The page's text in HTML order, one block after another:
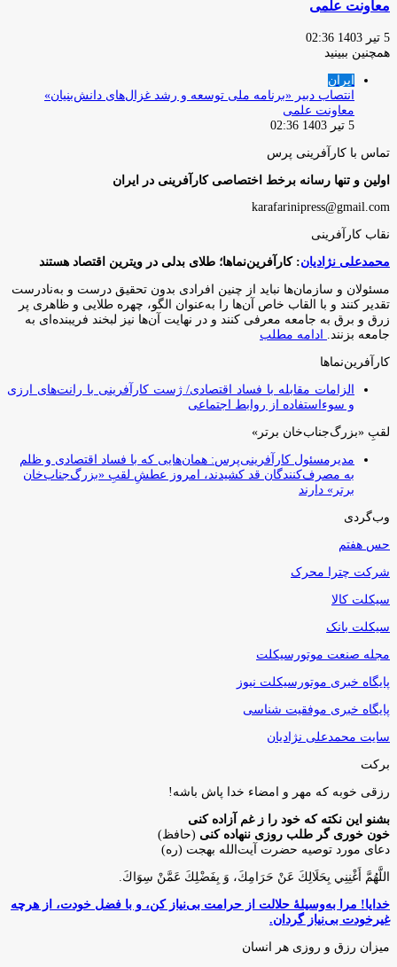
معاونت علمی
5 تیر 1403 02:36
همچنین ببینید
ایران
انتصاب دبیر «برنامه ملی توسعه و رشد غزال‌های دانش‌بنیان»
معاونت علمی
5 تیر 1403 02:36
تماس با کارآفرینی پرس
اولین و تنها رسانه برخط اختصاصی کارآفرینی در ایران
karafarinipress@gmail.com
نقاب کارآفرینی
محمدعلی نژادیان: کارآفرین‌نماها؛ طلای بدلی در ویترین اقتصاد هستند
مسئولان و سازمان‌ها نباید از چنین افرادی بدون تحقیق درست و به‌نادرست
تقدیر کنند و با القاب خاص آ‌ن‌ها را به‌عنوان الگو، چهره طلایی و ظاهری پر
زرق و برق به جامعه معرفی کنند و در نهایت آن‌ها نیز لبخند فریبنده‌ای به
جامعه بزنند.
ادامه مطلب
کارآفرین‌نماها
الزامات مقابله با فساد اقتصادی/ ژست کارآفرینی با رانت‌های ارزی
و سوءاستفاده از روابط اجتماعی
لقبِ «بزرگ‌جناب‌خان برتر»
مدیرمسئول کارآفرینی‌پرس: همان‌هایی که با فساد اقتصادی و ظلم
به مصرف‌کنندگان قد کشیدند، امروز عطشِ لقبِ «بزرگ‌جناب‌خان
برتر» دارند
وب‌گردی
حس هفتم
شرکت چترا محرک
سیکلت کالا
سیکلت بانک
مجله صنعت موتورسیکلت
پایگاه خبری موتورسیکلت نیوز
پایگاه خبری موفقیت شناسی
سایت محمدعلی نژادیان
برکت
رزقی خوبه كه مهر و امضاء خدا پاش باشه!
بشنو این نکته که خود را ز غم آزاده کنی
خون خوری گر طلب روزی ننهاده کنی (حافظ)
دعای مورد توصیه حضرت آیت‌الله بهجت (ره)
اللَّهُمَّ أَغْنِنِي بِحَلَالِكَ عَنْ حَرَامِكَ، وَ بِفَضْلِكَ عَمَّنْ سِوَاكَ‏.
خدایا! مرا به‌وسیلۀ حلالت از حرامت بی‌نیاز کن، و با فضل خودت، از هرچه
غیرخودت بی‌نیاز گردان.
میزان رزق و روزی هر انسان